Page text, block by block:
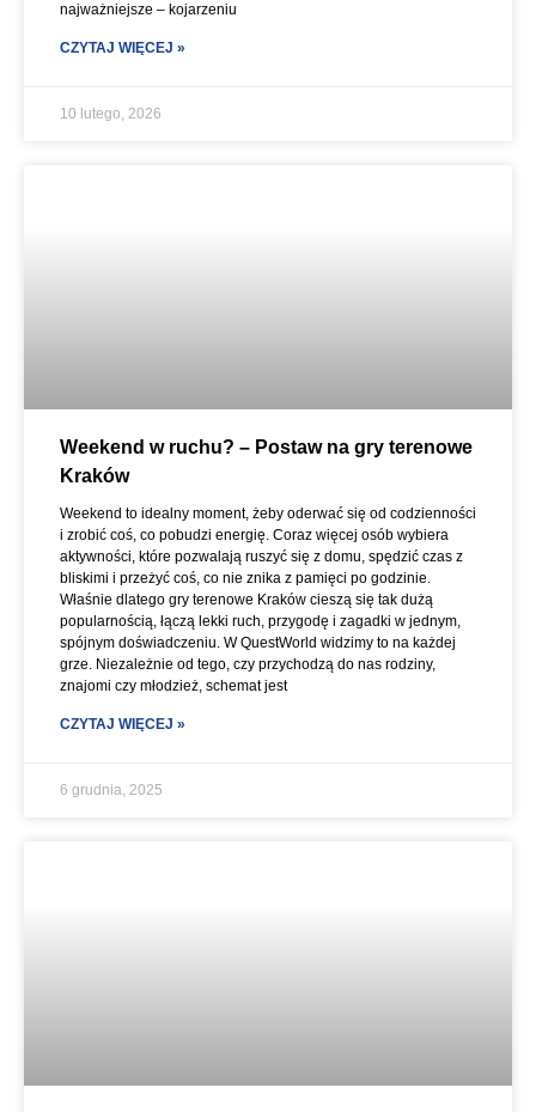
najważniejsze – kojarzeniu
CZYTAJ WIĘCEJ »
10 lutego, 2026
Weekend w ruchu? – Postaw na gry terenowe
Kraków
Weekend to idealny moment, żeby oderwać się od codzienności
i zrobić coś, co pobudzi energię. Coraz więcej osób wybiera
aktywności, które pozwalają ruszyć się z domu, spędzić czas z
bliskimi i przeżyć coś, co nie znika z pamięci po godzinie.
Właśnie dlatego gry terenowe Kraków cieszą się tak dużą
popularnością, łączą lekki ruch, przygodę i zagadki w jednym,
spójnym doświadczeniu. W QuestWorld widzimy to na każdej
grze. Niezależnie od tego, czy przychodzą do nas rodziny,
znajomi czy młodzież, schemat jest
CZYTAJ WIĘCEJ »
6 grudnia, 2025